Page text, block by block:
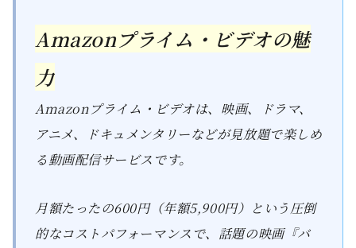
Amazonプライム・ビデオの魅
力
Amazonプライム・ビデオは、映画、ドラマ、
アニメ、ドキュメンタリーなどが見放題で楽しめ
る動画配信サービスです。
月額たったの600円（年額5,900円）という圧倒
的なコストパフォーマンスで、話題の映画『バ